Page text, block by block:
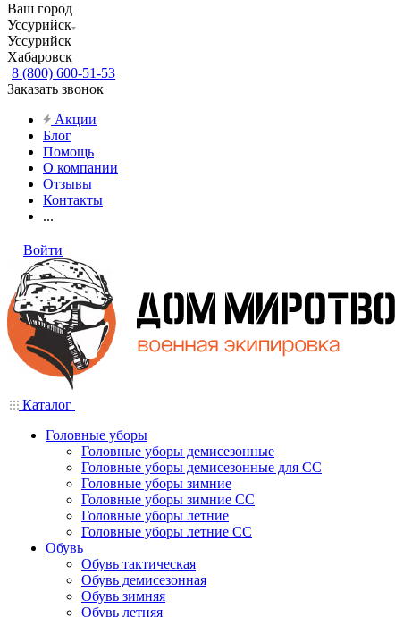
Ваш город
Уссурийск
Уссурийск
Хабаровск
8 (800) 600-51-53
Заказать звонок
Акции
Блог
Помощь
О компании
Отзывы
Контакты
...
Войти
Каталог
Головные уборы
Головные уборы демисезонные
Головные уборы демисезонные для СС
Головные уборы зимние
Головные уборы зимние СС
Головные уборы летние
Головные уборы летние СС
Обувь
Обувь тактическая
Обувь демисезонная
Обувь зимняя
Обувь летняя